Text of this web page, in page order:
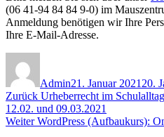
(06 41-94 84 84 9-0) im
Anmeldung benötigen wir Ihre
Ihre E-Mail-Adresse.
Admin21. Januar 2021 20.
Beitragsnavigation
Zurück Vorheriger
Beitrag:
Urheberrecht im
12.02. und 09.03.2021
Weiter Nächster
WordPress (Aufbaukurs):